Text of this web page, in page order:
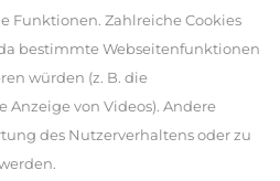
Funktionen. Zahlreiche Cookies
bestimmte Webseitenfunktionen
würden (z. B. die
von Videos). Andere
des Nutzerverhaltens oder zu